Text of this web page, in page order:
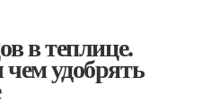
в теплице.
удобрять